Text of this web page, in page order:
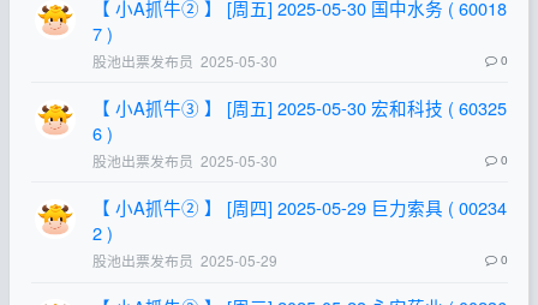
【 小A抓牛② 】 [周五] 2025-05-30 国中水务 ( 60018
7 )
股池出票发布员 2025-05-30 0
【 小A抓牛③ 】 [周五] 2025-05-30 宏和科技 ( 60325
6 )
股池出票发布员 2025-05-30 0
【 小A抓牛② 】 [周四] 2025-05-29 巨力索具 ( 00234
2 )
股池出票发布员 2025-05-29 0